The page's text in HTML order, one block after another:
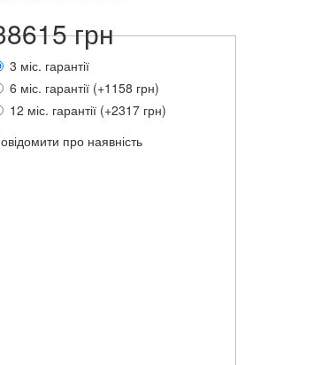
грн
3 міс. гарантії
6 міс. гарантії (+1158 грн)
12 міс. гарантії (+2317 грн)
про наявність